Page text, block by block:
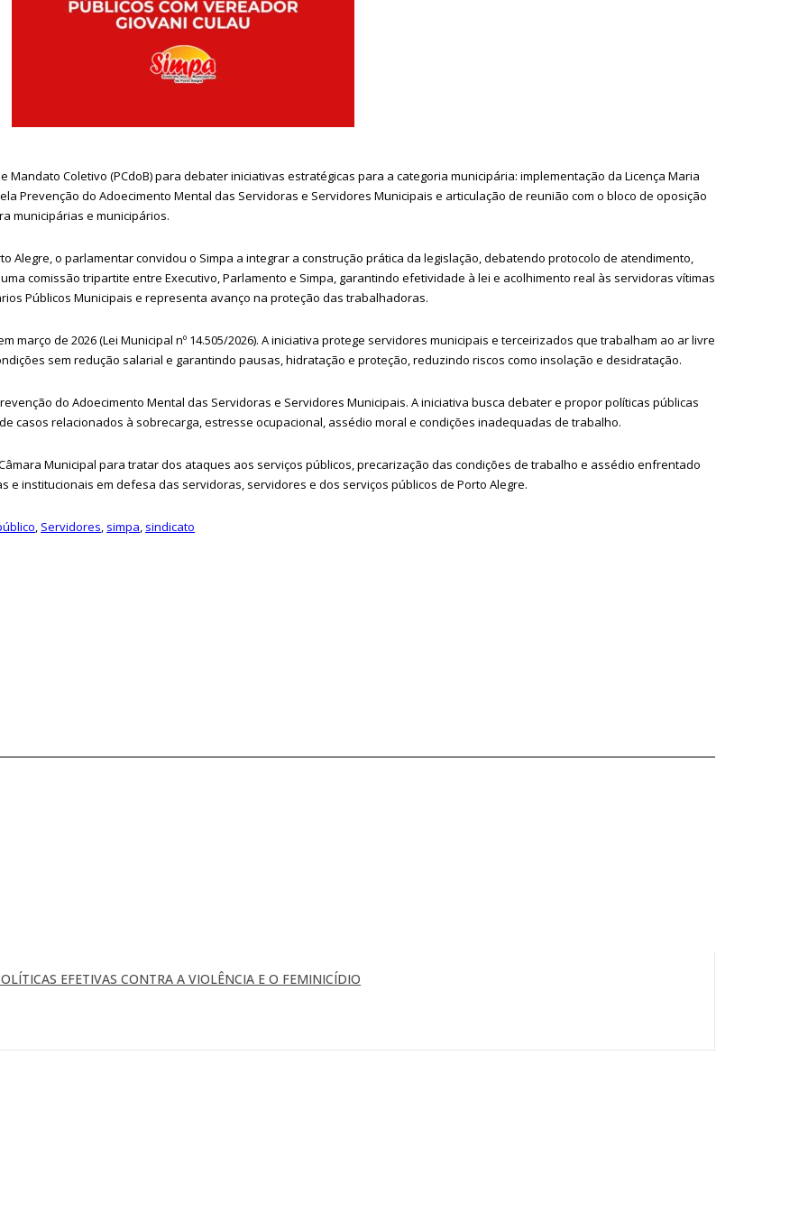
Mandato Coletivo (PCdoB) para debater iniciativas estratégicas para a categoria municipária: implementação da Licença Maria
Prevenção do Adoecimento Mental das Servidoras e Servidores Municipais e articulação de reunião com o bloco de oposição
municipárias e municipários.
Alegre, o parlamentar convidou o Simpa a integrar a construção prática da legislação, debatendo protocolo de atendimento,
comissão tripartite entre Executivo, Parlamento e Simpa, garantindo efetividade à lei e acolhimento real às servidoras vítimas
Públicos Municipais e representa avanço na proteção das trabalhadoras.
março de 2026 (Lei Municipal nº 14.505/2026). A iniciativa protege servidores municipais e terceirizados que trabalham ao ar livre
sem redução salarial e garantindo pausas, hidratação e proteção, reduzindo riscos como insolação e desidratação.
do Adoecimento Mental das Servidoras e Servidores Municipais. A iniciativa busca debater e propor políticas públicas
casos relacionados à sobrecarga, estresse ocupacional, assédio moral e condições inadequadas de trabalho.
Municipal para tratar dos ataques aos serviços públicos, precarização das condições de trabalho e assédio enfrentado
e institucionais em defesa das servidoras, servidores e dos serviços públicos de Porto Alegre.
, Servidores, simpa, sindicato
EFETIVAS CONTRA A VIOLÊNCIA E O FEMINICÍDIO